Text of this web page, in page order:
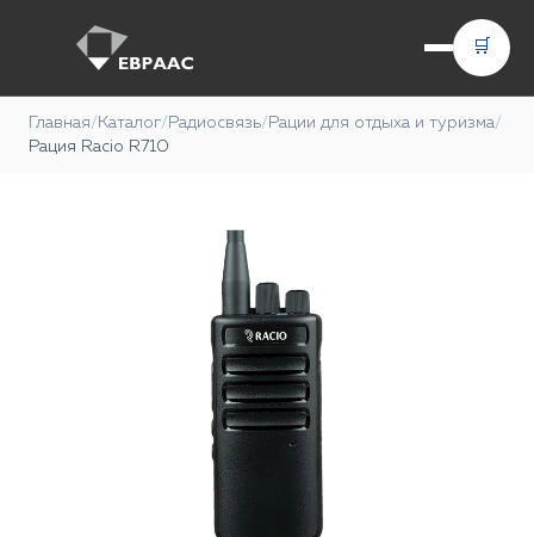
🛒
Главная/ Каталог/ Радиосвязь/ Рации для отдыха и туризма/
Рация Racio R710